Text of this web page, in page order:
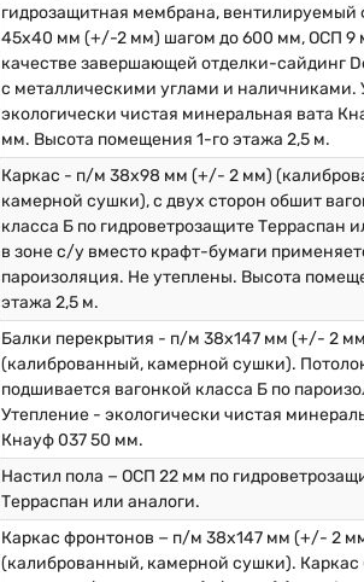
гидрозащитная мембрана,
45х40 мм (+/-2 мм) шагом до 600 мм, ОСП 9
качестве завершающей отделки-сайдинг
с металлическими углами и наличниками.
экологически чистая минеральная вата
мм. Высота помещения 1-го этажа 2,5 м.
Каркас - п/м 38х98 мм (+/- 2 мм)
камерной сушки), с двух сторон обшит
класса Б по гидроветрозащите Терраспан
в зоне с/у вместо крафт-бумаги
пароизоляция. Не утеплены. Высота
этажа 2,5 м.
Балки перекрытия - п/м 38х147 мм (+/- 2
(калиброванный, камерной сушки).
подшивается вагонкой класса Б по
Утепление - экологически чистая
Кнауф 037 50 мм.
Настил пола − ОСП 22 мм по
Терраспан или аналоги.
Каркас фронтонов − п/м 38х147 мм (+/- 2
(калиброванный, камерной сушки). Каркас